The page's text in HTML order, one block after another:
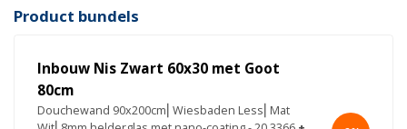
Product bundels
Inbouw Nis Zwart 60x30 met Goot
80cm
Douchewand 90x200cm⎢Wiesbaden Less⎢Mat